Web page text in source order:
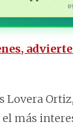
más